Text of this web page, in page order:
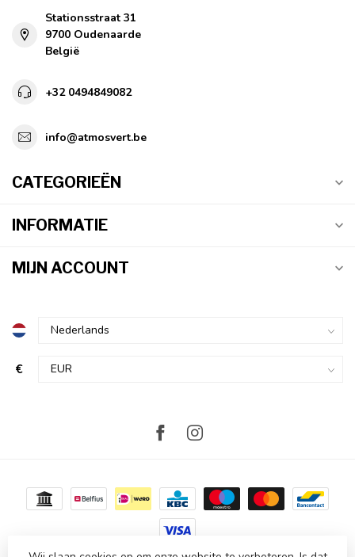
Stationsstraat 31
9700 Oudenaarde
België
+32 0494849082
info@atmosvert.be
CATEGORIEËN
INFORMATIE
MIJN ACCOUNT
€